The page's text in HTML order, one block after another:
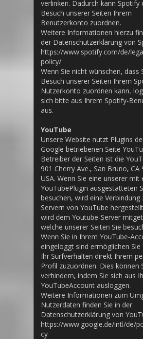
verlinken. Dadurch kann Spotify
Besuch unserer Seiten Ihrem
Benutzerkonto zuordnen.
Weitere Informationen hierzu
der Datenschutzerklärung von
https://www.spotify.com/de/
policy/
Wenn Sie nicht wünschen, dass
Besuch unserer Seiten Ihrem
Nutzerkonto zuordnen kann,
sich bitte aus Ihrem Spotify-
aus.
YouTube
Unsere Website nutzt Plugins
Google betriebenen Seite
Betreiber der Seiten ist die
901 Cherry Ave., San Bruno, CA
USA. Wenn Sie eine unserer mit
YouTubePlugin ausgestatteten
besuchen, wird eine Verbindung
Servern von YouTube
wird dem Youtube-Server
welche unserer Seiten Sie
Wenn Sie in Ihrem YouTube-
eingeloggt sind ermöglichen Sie
Ihr Surfverhalten direkt Ihrem
Profil zuzuordnen. Dies können
verhindern, indem Sie sich aus
YouTubeAccount ausloggen.
Weitere Informationen zum
Nutzerdaten finden Sie in der
Datenschutzerklärung von
https://www.google.de/intl/de/
cy